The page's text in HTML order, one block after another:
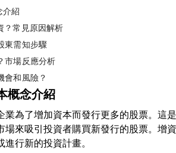
介紹
？常見原因解析
東需知步驟
市場反應分析
會和風險？
概念介紹
業為了增加資本而發行更多的股票。這
場來吸引投資者購買新發行的股票。增